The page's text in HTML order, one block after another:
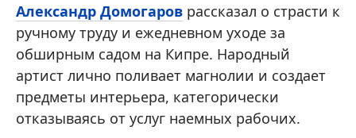
Александр Домогаров рассказал о страсти к
ручному труду и ежедневном уходе за
обширным садом на Кипре. Народный
артист лично поливает магнолии и создает
предметы интерьера, категорически
отказываясь от услуг наемных рабочих.